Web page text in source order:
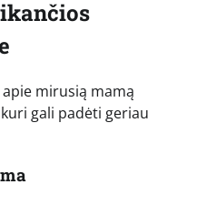
mirusią mamą
gali padėti geriau